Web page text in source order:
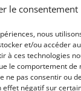
le consentement
nous
et/ou accéder
à ces technologies
le comportement de
ne pas consentir ou
effet négatif sur
par Julien